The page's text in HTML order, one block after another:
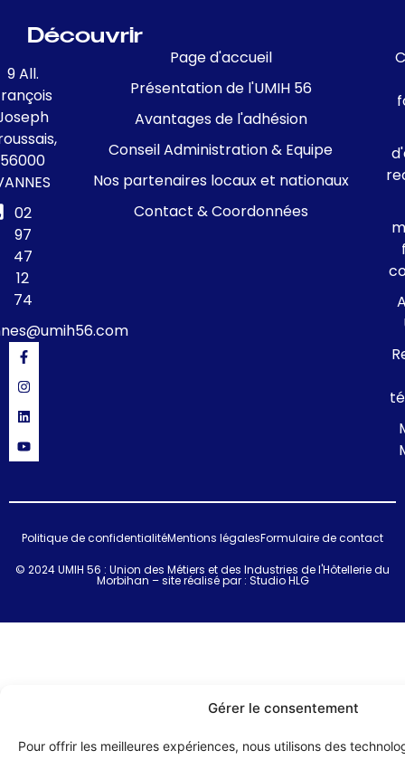
Gérer le consentement
Pour offrir les meilleures expériences, nous utilisons des
9 All.
56000
02
97
47
12
74
Découvrir
Page d'accueil
Présentation de l'UMIH 56
Avantages de l'adhésion
Conseil Administration & Equipe
Nos partenaires locaux et nationaux
Contact & Coordonnées
© 2024 UMIH 56 : Union des Métiers et des Industries de l'Hôtellerie du
Morbihan – site réalisé par : Studio HLG
Politique de confidentialitéMentions légalesFormulaire de contact